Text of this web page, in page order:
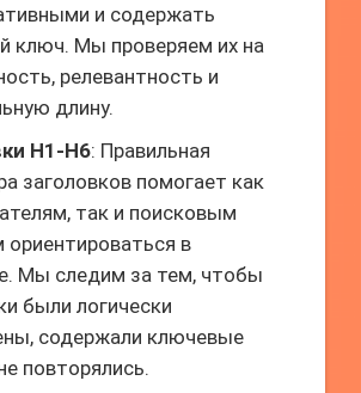
и содержать
ключ. Мы проверяем их на
релевантность и
длину.
H1-H6: Правильная
заголовков помогает как
так и поисковым
ориентироваться в
Мы следим за тем, чтобы
были логически
содержали ключевые
повторялись.